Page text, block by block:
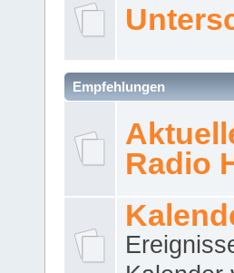
Empfehlungen
Radio